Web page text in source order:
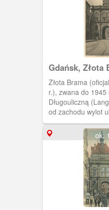
Gdańsk, Złota
Langgaser Tor
Złota Brama
r.), zwana do 1945
Długouliczną
od zachodu wylot
widoczna jest
Bramę wzniesiono
wg. proj.
(budował ją Hans
cechy
kształtem
rzymski łuk
miejscu
czternastowieczna
ok.